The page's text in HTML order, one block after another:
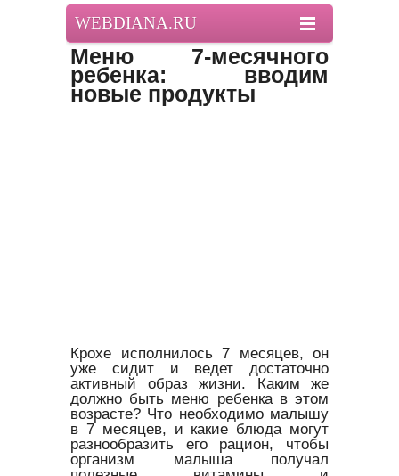
WEBDIANA.RU
Меню 7-месячного
ребенка: вводим
новые продукты
Крохе исполнилось 7 месяцев, он
уже сидит и ведет достаточно
активный образ жизни. Каким же
должно быть меню ребенка в этом
возрасте? Что необходимо малышу
в 7 месяцев, и какие блюда могут
разнообразить его рацион, чтобы
организм малыша получал